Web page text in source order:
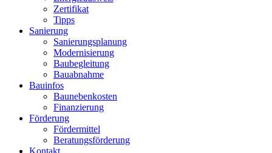
Zertifikat
Tipps
Sanierung
Sanierungsplanung
Modernisierung
Baubegleitung
Bauabnahme
Bauinfos
Baunebenkosten
Finanzierung
Förderung
Fördermittel
Beratungsförderung